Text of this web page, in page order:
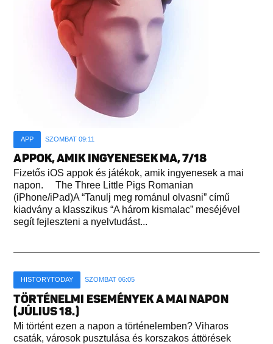
APP SZOMBAT 09:11
APPOK, AMIK INGYENESEK MA, 7/18
Fizetős iOS appok és játékok, amik ingyenesek a mai
napon. The Three Little Pigs Romanian
(iPhone/iPad)A “Tanulj meg románul olvasni” című
kiadvány a klasszikus “A három kismalac” meséjével
segít fejleszteni a nyelvtudást...
HISTORYTODAY SZOMBAT 06:05
TÖRTÉNELMI ESEMÉNYEK A MAI NAPON
(JÚLIUS 18.)
Mi történt ezen a napon a történelemben? Viharos
csaták, városok pusztulása és korszakos áttörések